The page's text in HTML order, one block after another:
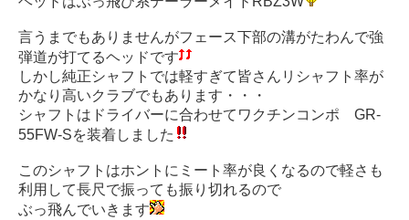
言うまでもありませんがフェース下部の溝がたわんで強
弾道が打てるヘッドです
しかし純正シャフトでは軽すぎて皆さんリシャフト率が
かなり高いクラブでもあります・・・
シャフトはドライバーに合わせてワクチンコンポ GR-
55FW-Sを装着しました
このシャフトはホントにミート率が良くなるので軽さも
利用して長尺で振っても振り切れるので
ぶっ飛んでいきます